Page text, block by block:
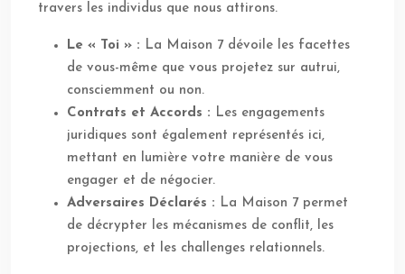
travers les individus que nous attirons.
Le « Toi » : La Maison 7 dévoile les facettes
de vous-même que vous projetez sur autrui,
consciemment ou non.
Contrats et Accords : Les engagements
juridiques sont également représentés ici,
mettant en lumière votre manière de vous
engager et de négocier.
Adversaires Déclarés : La Maison 7 permet
de décrypter les mécanismes de conflit, les
projections, et les challenges relationnels.